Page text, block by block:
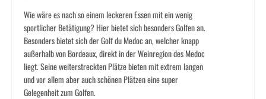
Wie wäre es nach so einem leckeren Essen mit ein wenig
sportlicher Betätigung? Hier bietet sich besonders Golfen an.
Besonders bietet sich der Golf du Medoc an, welcher knapp
außerhalb von Bordeaux, direkt in der Weinregion des Medoc
liegt. Seine weiterstreckten Plätze bieten mit extrem langen
und vor allem aber auch schönen Plätzen eine super
Gelegenheit zum Golfen.